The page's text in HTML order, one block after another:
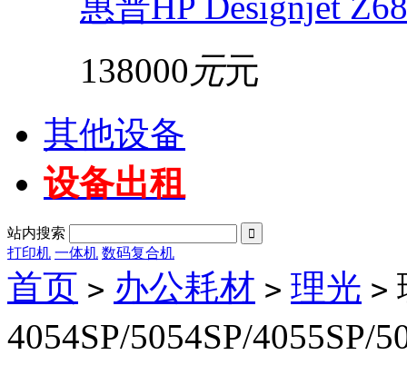
138000 元元
其他设备
设备出租
站内搜索 
打印机 一体机 数码复合机
首页 > 办公耗材 > 理光 >
4054SP/5054SP/4055SP/